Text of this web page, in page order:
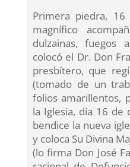
Primera piedra,
magnífico
dulzainas, fuegos
colocó el Dr. Don
presbítero, que
(tomado de un
folios amarillentos,
la Iglesia, día 16 de
bendice la nueva
y coloca Su Divina
(lo firma Don José